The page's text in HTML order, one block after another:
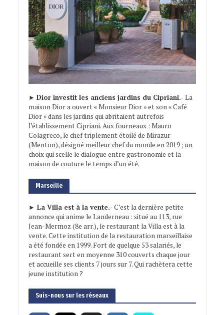
► Dior investit les anciens jardins du Cipriani.- La
maison Dior a ouvert « Monsieur Dior » et son « Café
Dior » dans les jardins qui abritaient autrefois
l’établissement Cipriani. Aux fourneaux : Mauro
Colagreco, le chef triplement étoilé de Mirazur
(Menton), désigné meilleur chef du monde en 2019 ; un
choix qui scelle le dialogue entre gastronomie et la
maison de couture le temps d’un été.
Marseille
► La Villa est à la vente.- C’est la dernière petite
annonce qui anime le Landerneau : situé au 113, rue
Jean-Mermoz (8e arr.), le restaurant la Villa est à la
vente. Cette institution de la restauration marseillaise
a été fondée en 1999. Fort de quelque 53 salariés, le
restaurant sert en moyenne 310 couverts chaque jour
et accueille ses clients 7 jours sur 7. Qui rachètera cette
jeune institution ?
Suis-nous sur les réseaux